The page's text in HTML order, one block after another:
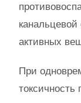
активных
При
токсичность